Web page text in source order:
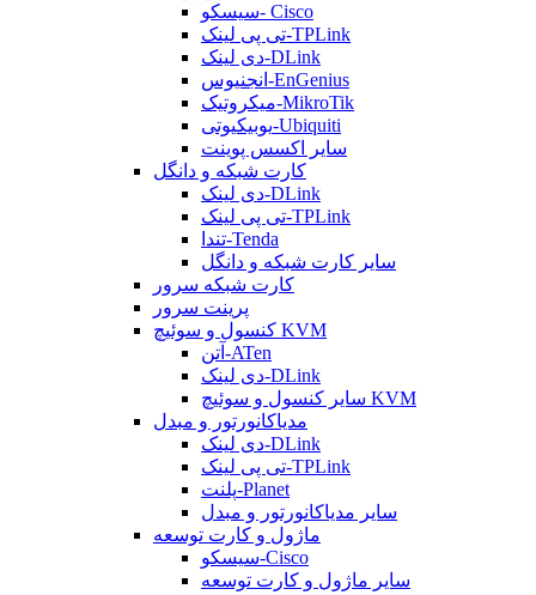
سیسکو- Cisco
تی پی لینک-TPLink
دی لینک-DLink
انجنیوس-EnGenius
میکروتیک-MikroTik
یوبیکیوتی-Ubiquiti
سایر اکسس پوینت
کارت شبکه و دانگل
دی لینک-DLink
تی پی لینک-TPLink
تندا-Tenda
سایر کارت شبکه و دانگل
کارت شبکه سرور
پرینت سرور
کنسول و سوئیچ KVM
آتن-ATen
دی لینک-DLink
سایر کنسول و سوئیچ KVM
مدیاکانورتور و مبدل
دی لینک-DLink
تی پی لینک-TPLink
پلنت-Planet
سایر مدیاکانورتور و مبدل
ماژول و کارت توسعه
سیسکو-Cisco
سایر ماژول و کارت توسعه